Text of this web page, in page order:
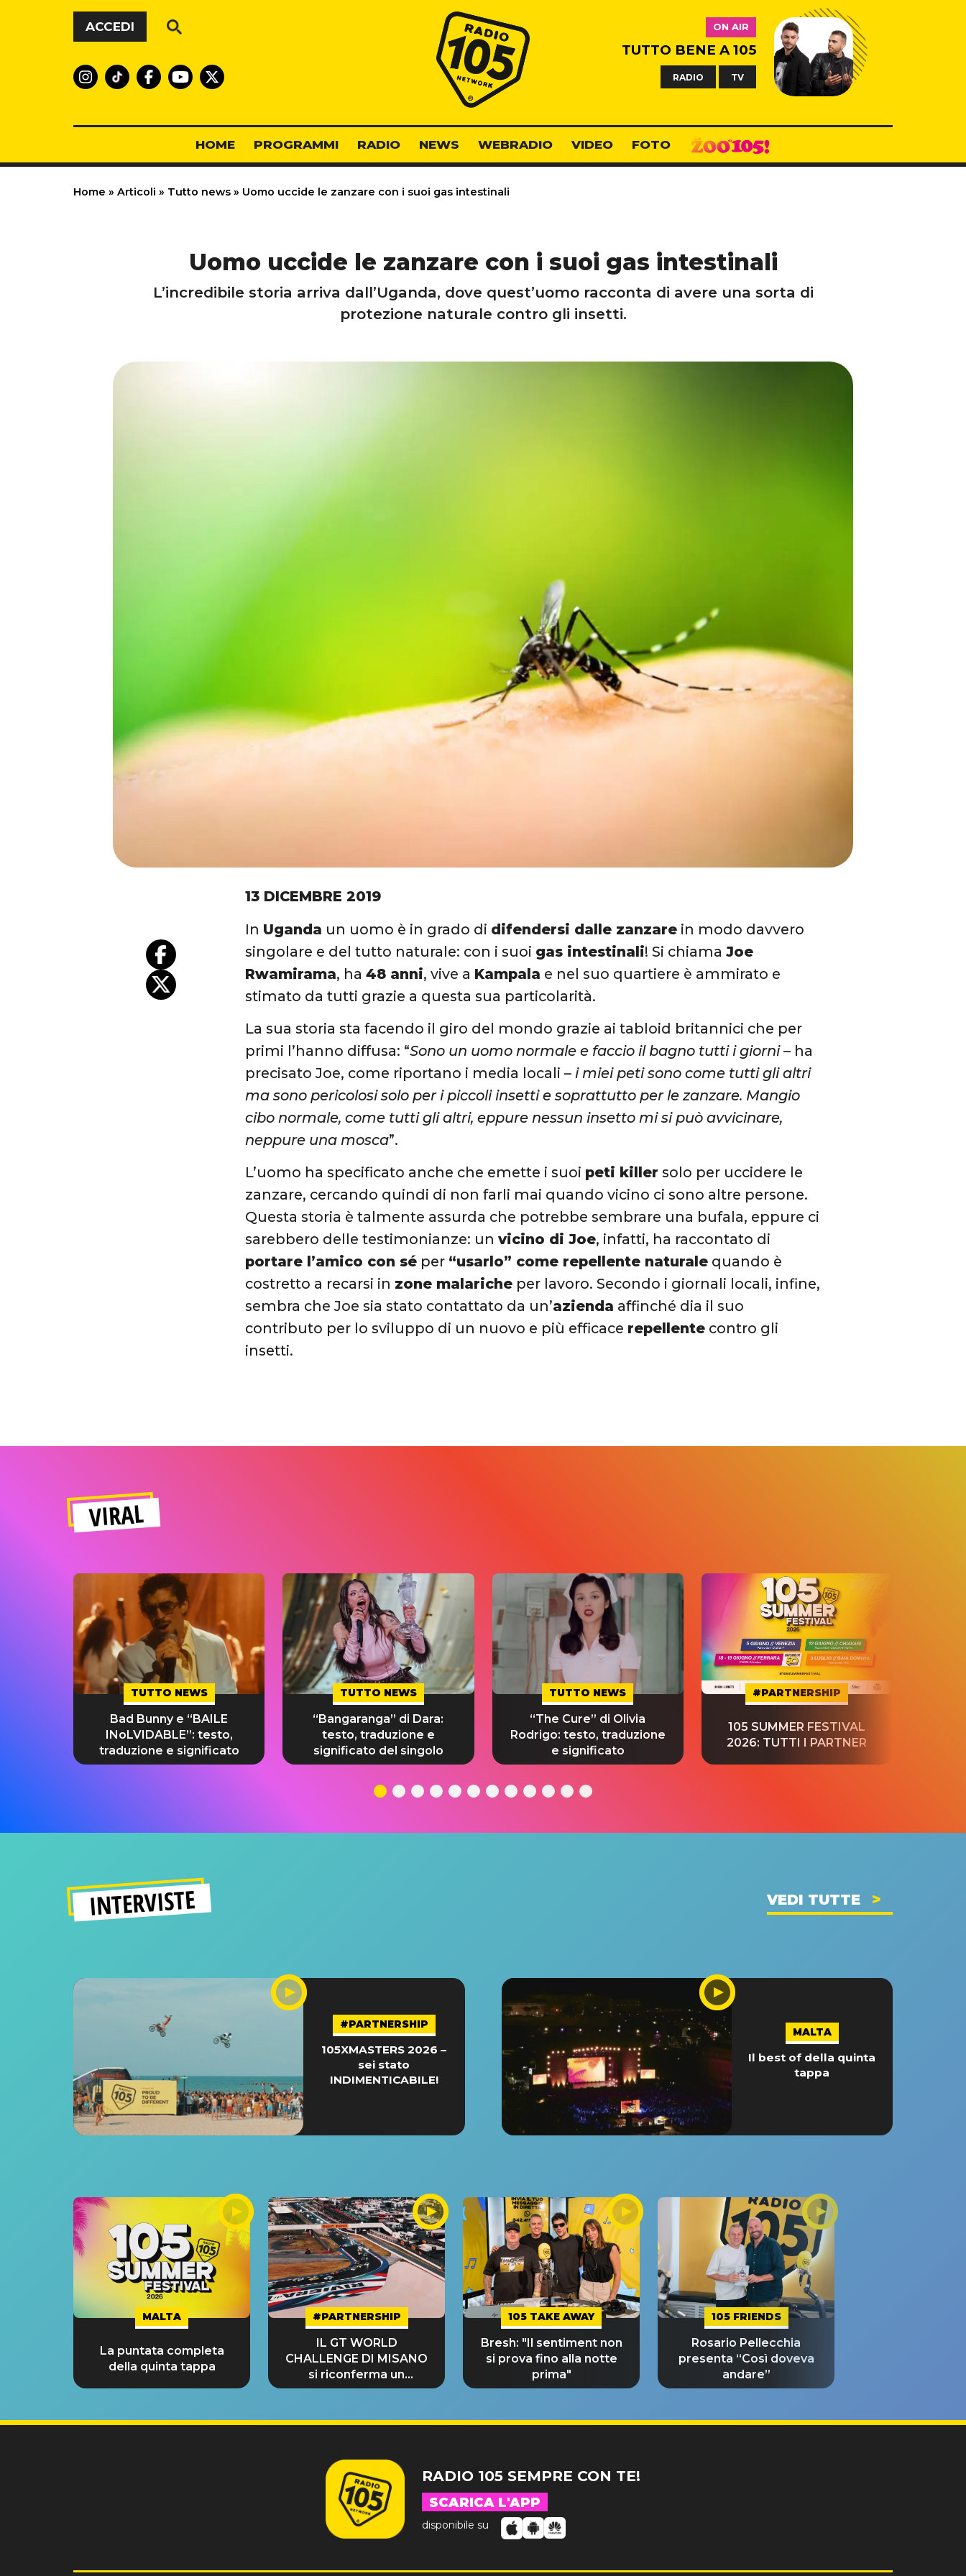
Vai al contenuto
ACCEDI
Radio 105
ON AIR
TUTTO BENE A 105
RADIO TV
HOME PROGRAMMI RADIO NEWS WEBRADIO VIDEO FOTO
Home » Articoli » Tutto news » Uomo uccide le zanzare con i suoi gas intestinali
Uomo uccide le zanzare con i suoi gas intestinali
L’incredibile storia arriva dall’Uganda, dove quest’uomo racconta di avere una sorta di
protezione naturale contro gli insetti.
13 DICEMBRE 2019
In Uganda un uomo è in grado di difendersi dalle zanzare in modo davvero
singolare e del tutto naturale: con i suoi gas intestinali! Si chiamaJoe
Rwamirama, ha48 anni, vive a Kampala e nel suo quartiere è ammirato e
stimato da tutti grazie a questa sua particolarità.
La sua storia sta facendo il giro del mondo grazie ai tabloid britannici che per
primi l’hanno diffusa: “Sono un uomo normale e faccio il bagno tutti i giorni– ha
precisato Joe, come riportano i media locali – i miei peti sono come tutti gli altri
ma sono pericolosi solo per i piccoli insetti e soprattutto per le zanzare. Mangio
cibo normale, come tutti gli altri, eppure nessun insetto mi si può avvicinare,
neppure una mosca”.
L’uomo ha specificato anche che emette i suoi peti killer solo per uccidere le
zanzare, cercando quindi di non farli mai quando vicino ci sono altre persone.
Questa storia è talmente assurda che potrebbe sembrare una bufala, eppure ci
sarebbero delle testimonianze: unvicino di Joe, infatti, ha raccontato di
portare l’amico con sé per “usarlo” come repellente naturale quando è
costretto a recarsi in zone malariche per lavoro. Secondo i giornali locali, infine,
sembra che Joe sia stato contattato da un’azienda affinché dia il suo
contributo per lo sviluppo di un nuovo e più efficace repellente contro gli
insetti.
VIRAL
TUTTO NEWS
Bad Bunny e “BAILE
INoLVIDABLE”: testo,
traduzione e significato
TUTTO NEWS
“Bangaranga” di Dara:
testo, traduzione e
significato del singolo
TUTTO NEWS
“The Cure” di Olivia
Rodrigo: testo, traduzione
e significato
#PARTNERSHIP
105 SUMMER FESTIVAL
2026: TUTTI I PARTNER
INTERVISTE VEDI TUTTE
#PARTNERSHIP
105XMASTERS 2026 –
sei stato
INDIMENTICABILE!
MALTA
Il best of della quinta
tappa
MALTA
La puntata completa
della quinta tappa
#PARTNERSHIP
IL GT WORLD
CHALLENGE DI MISANO
si riconferma un
GRANDE SUCCESSO!
105 TAKE AWAY
Bresh: "Il sentiment non
si prova fino alla notte
prima"
105 FRIENDS
Rosario Pellecchia
presenta “Così doveva
andare”
RADIO 105 SEMPRE CON TE!
SCARICA L'APP
disponibile su